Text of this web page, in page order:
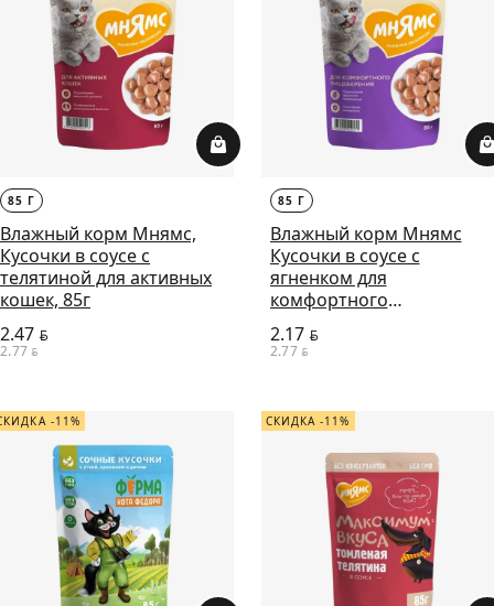
85 Г
Влажный корм Мнямс,
Кусочки в соусе с
телятиной для активных
кошек, 85г
2.47 BYN
2.77 BYN
85 Г
Влажный корм Мнямс
Кусочки в соусе с
ягненком для
комфортного
пищеварения у кошек,
85г
2.17BYN
2.77BYN
-11% СКИДКА -11%